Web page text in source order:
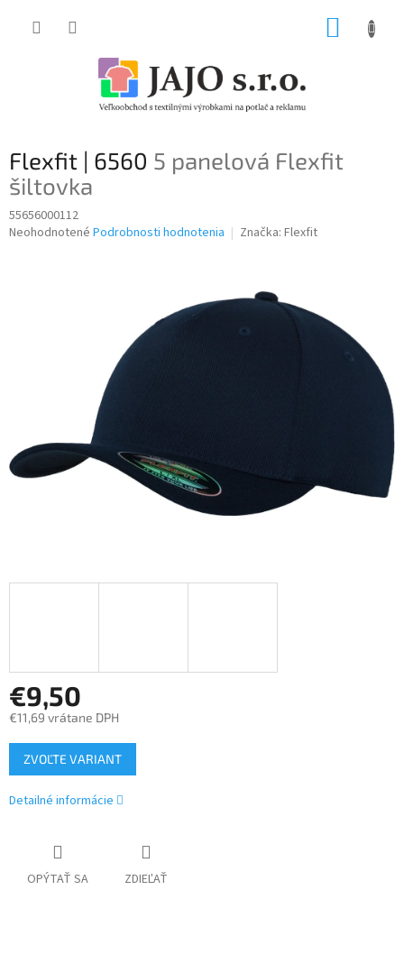
Flexfit | 6560 5 panelová Flexfit
šiltovka
55656000112
Priemerné
Neohodnotené Podrobnosti hodnotenia Značka: Flexfit
€9,50
€11,69 vrátane DPH
Jednotková
cena:
ZVOĽTE VARIANT
Detailné informácie
OPÝTAŤ SA ZDIEĽAŤ